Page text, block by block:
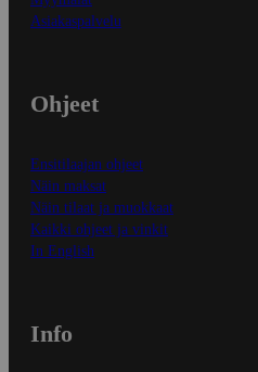
Asiakaspalvelu
Ohjeet
Ensitilaajan ohjeet
Näin maksat
Näin tilaat ja muokkaat
Kaikki ohjeet ja vinkit
In English
Info